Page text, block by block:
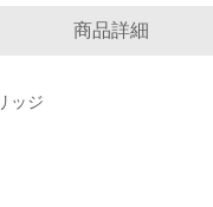
商品詳細
ッジ